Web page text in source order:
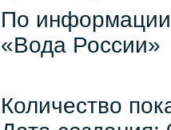
По информации
«Вода России»
Количество